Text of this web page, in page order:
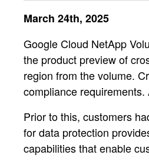
March 24th, 2025
Google Cloud NetApp
the product preview of
region from the volume.
compliance
Prior to this, customers
for data protection
capabilities that enable